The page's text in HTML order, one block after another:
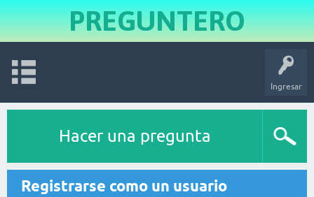
PREGUNTERO
Ingresar
Hacer una pregunta
Registrarse como un usuario